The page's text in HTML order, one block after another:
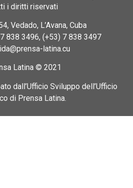
i diritti riservati
Vedado, L’Avana, Cuba
838 3496, (+53) 7 838 3497
latina.cu
Latina © 2021
dall’Ufficio Sviluppo dell’Ufficio
di Prensa Latina.